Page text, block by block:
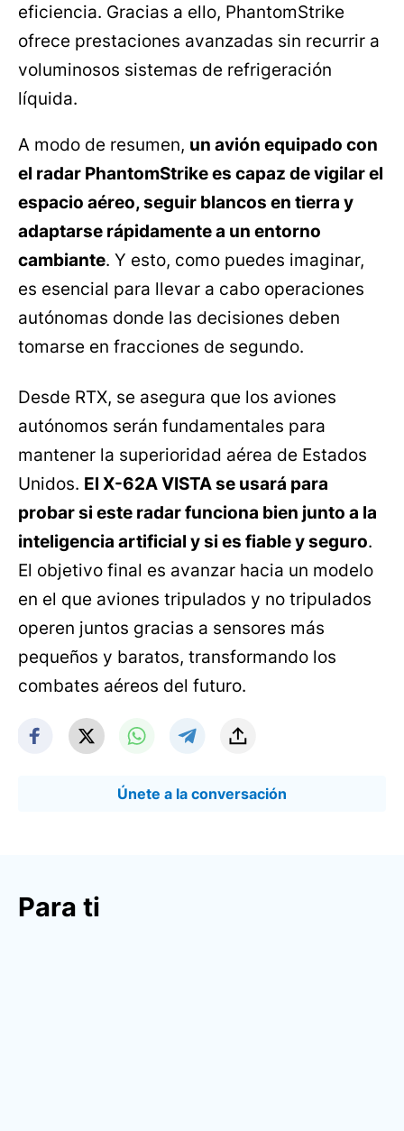
eficiencia. Gracias a ello, PhantomStrike
ofrece prestaciones avanzadas sin recurrir a
voluminosos sistemas de refrigeración
líquida.
A modo de resumen, un avión equipado con
el radar PhantomStrike es capaz de vigilar el
espacio aéreo, seguir blancos en tierra y
adaptarse rápidamente a un entorno
cambiante. Y esto, como puedes imaginar,
es esencial para llevar a cabo operaciones
autónomas donde las decisiones deben
tomarse en fracciones de segundo.
Desde RTX, se asegura que los aviones
autónomos serán fundamentales para
mantener la superioridad aérea de Estados
Unidos. El X-62A VISTA se usará para
probar si este radar funciona bien junto a la
inteligencia artificial y si es fiable y seguro.
El objetivo final es avanzar hacia un modelo
en el que aviones tripulados y no tripulados
operen juntos gracias a sensores más
pequeños y baratos, transformando los
combates aéreos del futuro.
Únete a la conversación
Para ti